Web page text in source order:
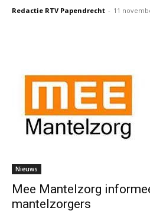
Redactie RTV Papendrecht - 11
Nieuws
Mee Mantelzorg
mantelzorgers